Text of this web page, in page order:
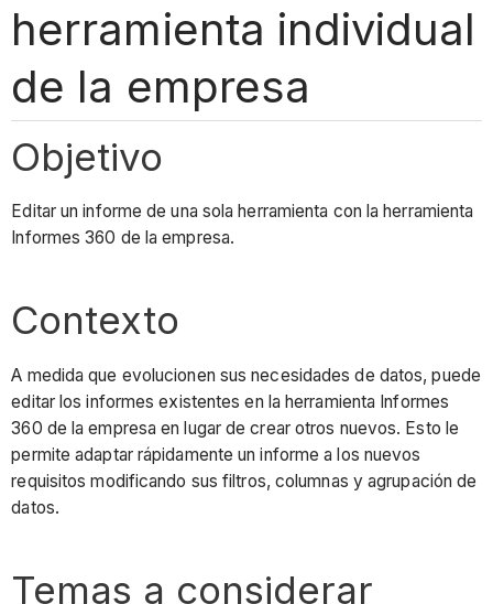
herramienta individual
de la empresa
Objetivo
Editar un informe de una sola herramienta con la herramienta
Informes 360 de la empresa.
Contexto
A medida que evolucionen sus necesidades de datos, puede
editar los informes existentes en la herramienta Informes
360 de la empresa en lugar de crear otros nuevos. Esto le
permite adaptar rápidamente un informe a los nuevos
requisitos modificando sus filtros, columnas y agrupación de
datos.
Temas a considerar